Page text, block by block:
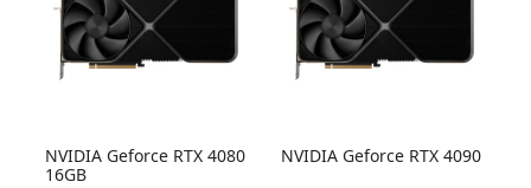
NVIDIA Geforce RTX 4080
16GB
NVIDIA Geforce RTX 4090